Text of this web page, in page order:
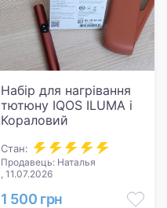
Набір для нагрівання
тютюну IQOS ILUMA i
Кораловий
Стан:
Продавець: Наталья
, 11.07.2026
1 500 грн